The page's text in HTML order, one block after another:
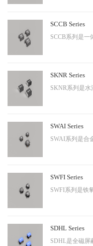
SCCB Series
SKNR Series
SWAI Series
SWFI Series
SDHL Series